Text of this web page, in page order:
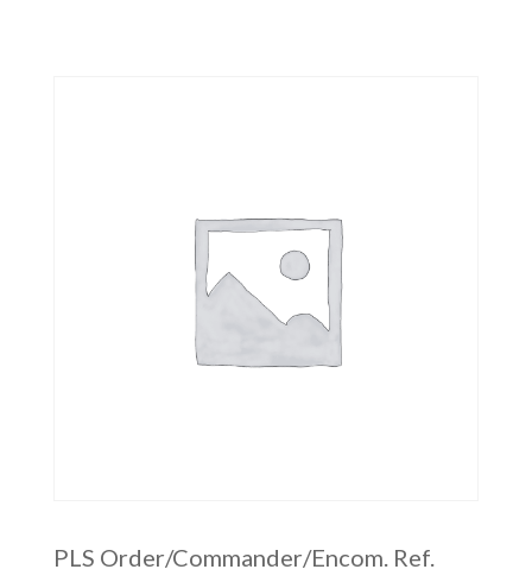
PLS Order/Commander/Encom. Ref.